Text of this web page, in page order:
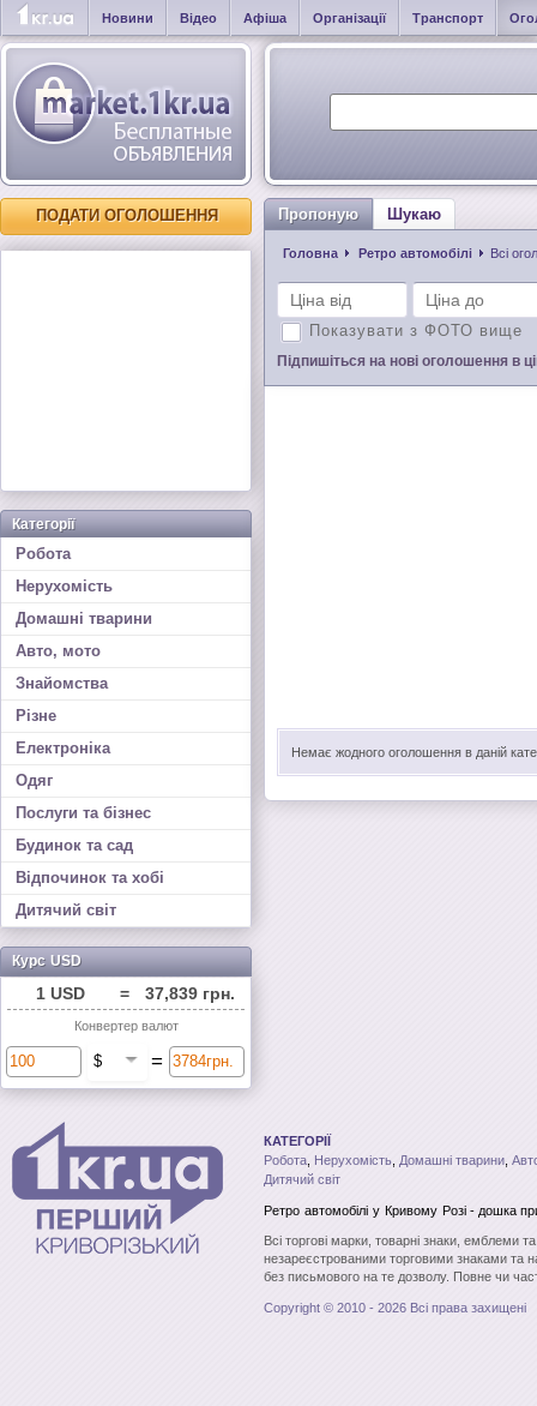
Новини Відео Афіша Організації Транспорт
ПОДАТИ ОГОЛОШЕННЯ
Категорії
Робота
Нерухомість
Домашні тварини
Авто, мото
Знайомства
Різне
Електроніка
Одяг
Послуги та бізнес
Будинок та сад
Відпочинок та хобі
Дитячий світ
Курс USD
1 USD = 37,839 грн.
Конвертер валют
=
Пропоную Шукаю
Головна Ретро автомобілі Всі
Показувати з ФОТО вище
Підпишіться на нові оголошення в
Немає жодного оголошення в даній
КАТЕГОРІЇ
Робота Нерухомість Домашні тварини
Дитячий світ
Ретро автомобілі у Кривому Розі - дошка
Всі торгові марки, товарні знаки, емблеми
незареєстрованими торговими знаками та
без письмового на те дозволу. Повне чи
Copyright © 2010 - 2026 Всі права захищені